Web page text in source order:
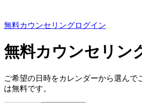
無料カウンセリングログイン
無料カウンセリン
ご希望の日時をカレンダーから選んで
は無料です。